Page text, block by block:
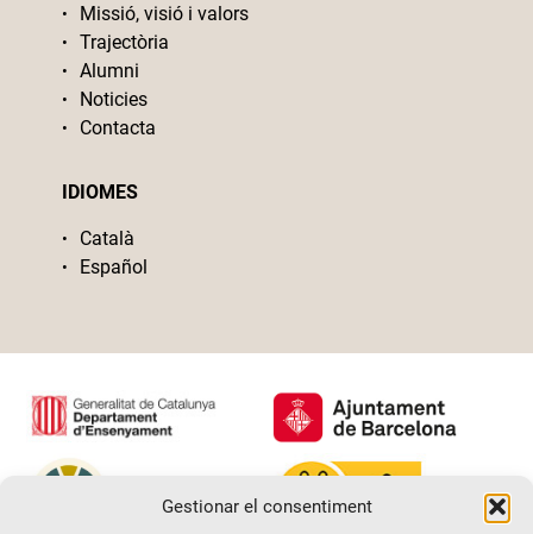
Gestionar el consentiment
Missió, visió i valors
Trajectòria
Alumni
Noticies
Contacta
IDIOMES
Català
Español